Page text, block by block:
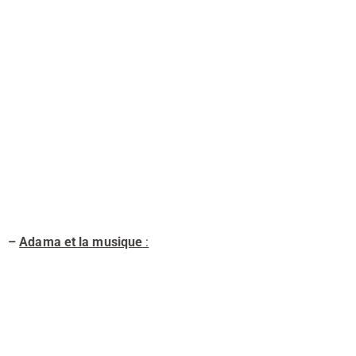
–Adama et la musique :